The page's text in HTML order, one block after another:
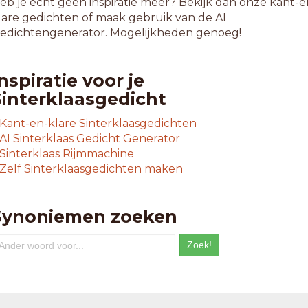
gedichten of maak gebruik van de AI
Mogelijkheden genoeg!
voor je
Kant-en-klare Sinterklaasgedichten
AI Sinterklaas Gedicht Generator
Sinterklaas Rijmmachine
Zelf Sinterklaasgedichten maken
zoeken